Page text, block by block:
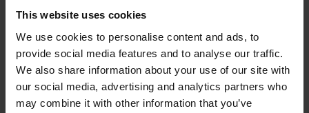
This website uses cookies
We use cookies to personalise content and ads, to
provide social media features and to analyse our traffic.
We also share information about your use of our site with
our social media, advertising and analytics partners who
may combine it with other information that you’ve
€ 20.99 € 29.99
- 40